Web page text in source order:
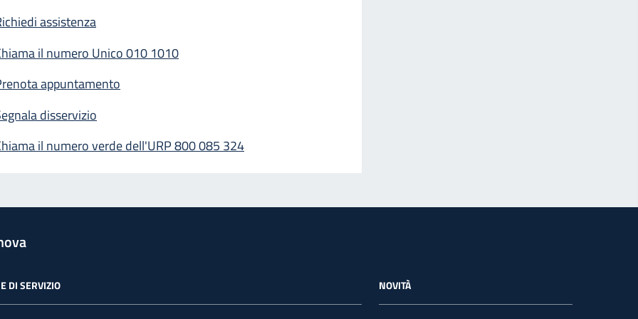
assistenza
il numero Unico 010 1010
appuntamento
disservizio
il numero verde dell'URP 800 085 324
DI SERVIZIO NOVITÀ